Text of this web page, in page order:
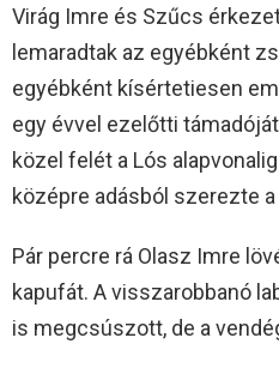
Virág Imre és Szűcs
lemaradtak az egyébként
egyébként kísértetiesen
egy évvel ezelőtti
közel felét a Lós
középre adásból szerezte
Pár percre rá Olasz Imre
kapufát. A visszarobbanó
is megcsúszott, de a